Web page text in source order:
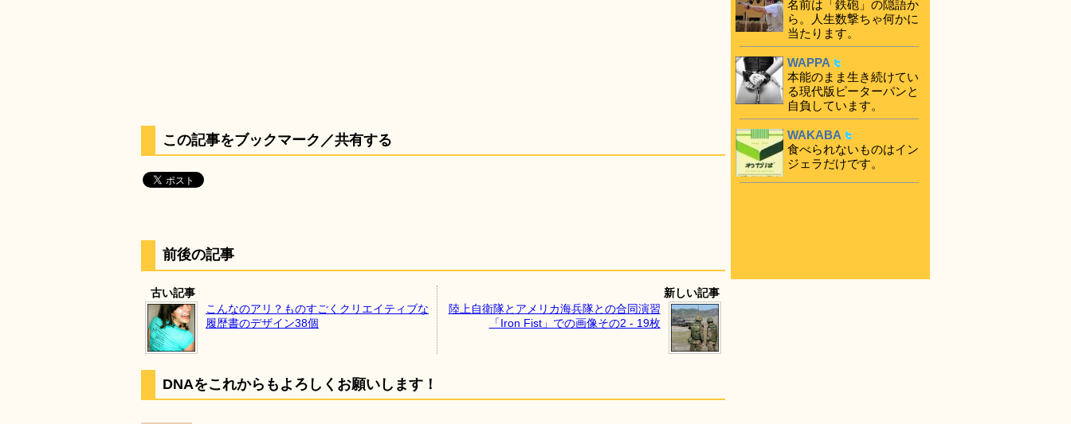
この記事をブックマーク／共有する
前後の記事
古い記事
こんなのアリ？ものすごくクリエイティブな
履歴書のデザイン38個
新しい記事
陸上自衛隊とアメリカ海兵隊との合同演習
「Iron Fist」での画像その2 - 19枚
DNAをこれからもよろしくお願いします！
名前は「鉄砲」の隠語か
ら。人生数撃ちゃ何かに
当たります。
WAPPA
本能のまま生き続けてい
る現代版ピーターパンと
自負しています。
WAKABA
食べられないものはイン
ジェラだけです。